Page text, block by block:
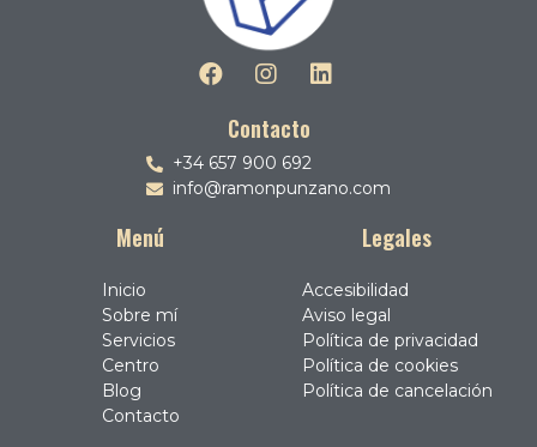
Contacto
+34 657 900 692
info@ramonpunzano.com
Menú
Inicio
Sobre mí
Servicios
Centro
Blog
Contacto
Legales
Accesibilidad
Aviso legal
Política de privacidad
Política de cookies
Política de cancelación